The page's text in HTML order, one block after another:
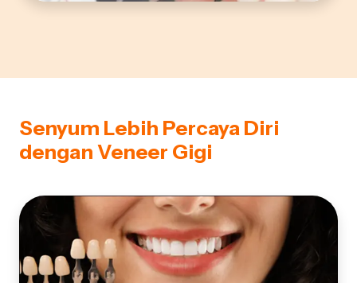
Senyum Lebih Percaya Diri
dengan Veneer Gigi